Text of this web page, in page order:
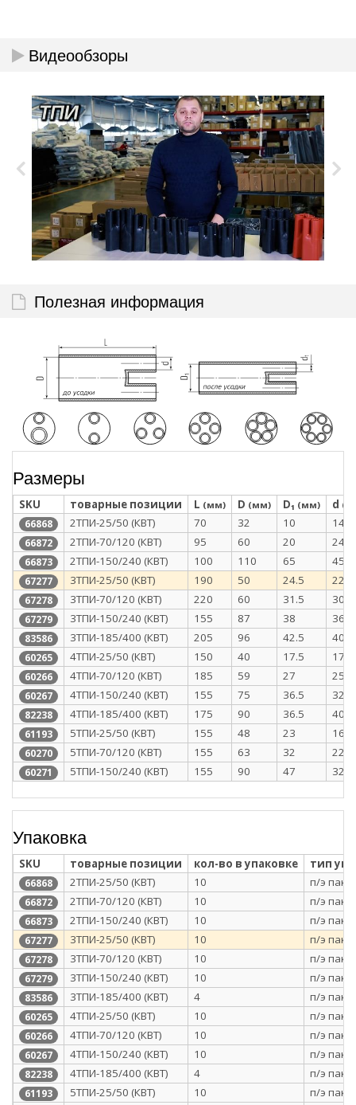
Видеообзоры
Полезная информация
Размеры
SKU товарные позиции L (мм) D (мм) D₁ (мм) d
66868 2ТПИ-25/50 (КВТ) 70 32 10 14
66872 2ТПИ-70/120 (КВТ) 95 60 20 24
66873 2ТПИ-150/240 (КВТ) 100 110 65 45
67277 3ТПИ-25/50 (КВТ) 190 50 24.5 22.5
67278 3ТПИ-70/120 (КВТ) 220 60 31.5 30
67279 3ТПИ-150/240 (КВТ) 155 87 38 36.5
83586 3ТПИ-185/400 (КВТ) 205 96 42.5 40
60265 4ТПИ-25/50 (КВТ) 150 40 17.5 17.5
60266 4ТПИ-70/120 (КВТ) 185 59 27 25.5
60267 4ТПИ-150/240 (КВТ) 155 75 36.5 32
82238 4ТПИ-185/400 (КВТ) 175 90 36.5 40
61193 5ТПИ-25/50 (КВТ) 155 48 23 16
60270 5ТПИ-70/120 (КВТ) 155 63 32 22
60271 5ТПИ-150/240 (КВТ) 155 90 47 32.5
Упаковка
SKU товарные позиции кол-во в упаковке тип
66868 2ТПИ-25/50 (КВТ) 10 п/э
66872 2ТПИ-70/120 (КВТ) 10 п/э
66873 2ТПИ-150/240 (КВТ) 10 п/э
67277 3ТПИ-25/50 (КВТ) 10 п/э
67278 3ТПИ-70/120 (КВТ) 10 п/э
67279 3ТПИ-150/240 (КВТ) 10 п/э
83586 3ТПИ-185/400 (КВТ) 4 п/э
60265 4ТПИ-25/50 (КВТ) 10 п/э
60266 4ТПИ-70/120 (КВТ) 10 п/э
60267 4ТПИ-150/240 (КВТ) 10 п/э
82238 4ТПИ-185/400 (КВТ) 4 п/э
61193 5ТПИ-25/50 (КВТ) 10
п/э